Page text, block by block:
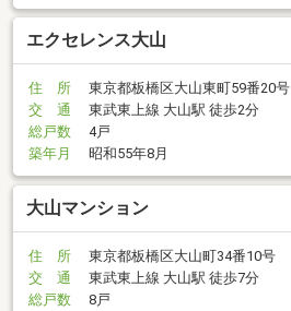
エクセレンス大山
住 所
東京都板橋区大山東町59番20号
交 通
東武東上線 大山駅 徒歩2分
総戸数
4戸
築年月
昭和55年8月
大山マンション
住 所
東京都板橋区大山町34番10号
交 通
東武東上線 大山駅 徒歩7分
総戸数
8戸